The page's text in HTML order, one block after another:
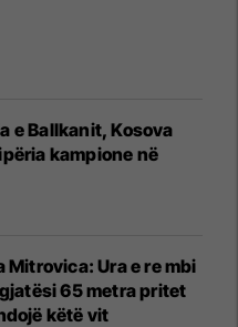
e Ballkanit, Kosova
kampione në
Mitrovica: Ura e re mbi
65 metra pritet
këtë vit